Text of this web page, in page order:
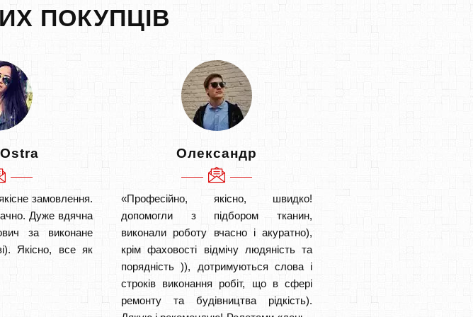
ПОКУПЦІВ
замовлення.
Дуже вдячна
за виконане
Якісно, все як
Олександр
«Професійно, якісно, швидко!
допомогли з підбором тканин,
виконали роботу вчасно і акуратно),
крім фаховості відмічу людяність та
порядність )), дотримуються слова і
строків виконання робіт, що в сфері
ремонту та будівництва рідкість).